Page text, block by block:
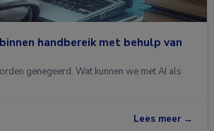
handbereik met behulp van
genegeerd. Wat kunnen we met AI als
Lees meer →